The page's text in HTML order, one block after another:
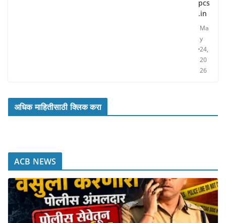
pcs
.in
Ma
y
24,
20
26
अधिक माहितीसाठी क्लिक करा
ACB NEWS